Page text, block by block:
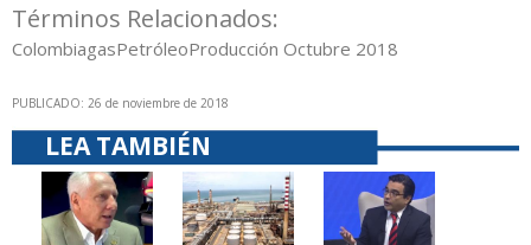
Términos Relacionados:
ColombiagasPetróleoProducción Octubre 2018
PUBLICADO: 26 de noviembre de 2018
LEA TAMBIÉN